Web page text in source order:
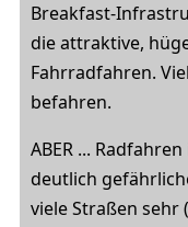
Breakfast-
die attraktive,
Fahrradfahren.
befahren.
ABER ...
deutlich
viele Straßen sehr